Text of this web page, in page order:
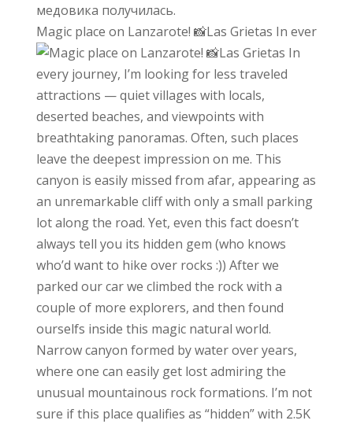
Magic place on Lanzarote! 📸Las Grietas In ever